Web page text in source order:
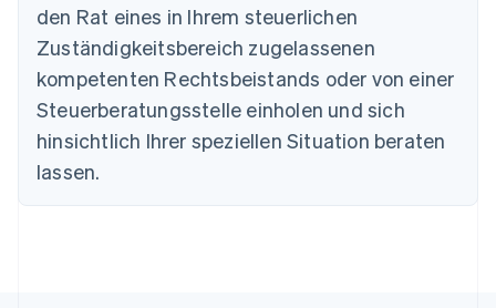
den Rat eines in Ihrem steuerlichen
Zuständigkeitsbereich zugelassenen
kompetenten Rechtsbeistands oder von einer
Steuerberatungsstelle einholen und sich
hinsichtlich Ihrer speziellen Situation beraten
lassen.
Dänemark
Deutschland
DeutschEnglish
Estland
English
Festlandchina
简体中文
EnglishSvenska